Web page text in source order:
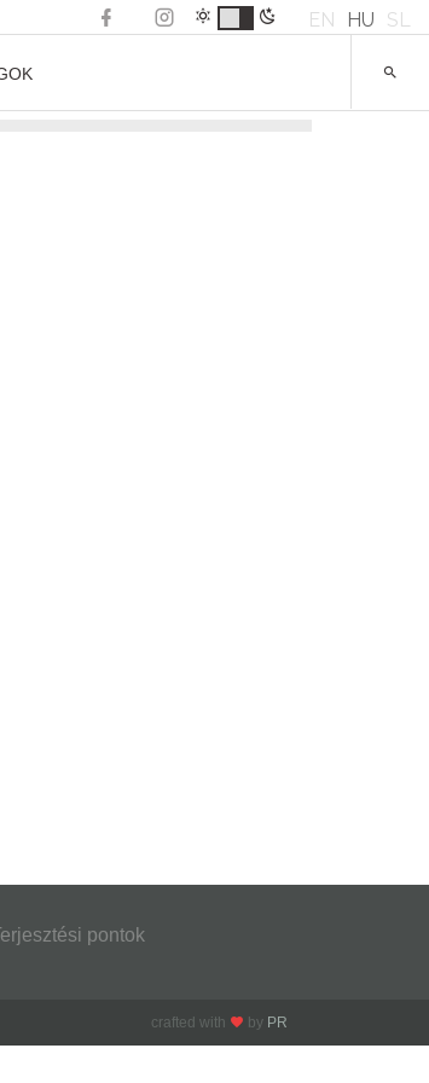
EN HU SL
pontok
crafted with by PR